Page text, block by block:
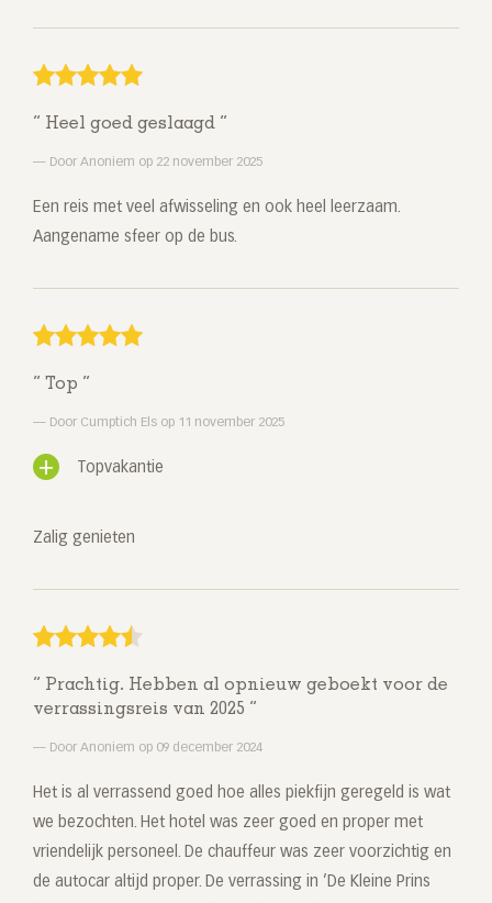
Heel goed geslaagd
Door Anoniem op 22 november 2025
Een reis met veel afwisseling en ook heel leerzaam.
Aangename sfeer op de bus.
Top
Door Cumptich Els op 11 november 2025
Topvakantie
Zalig genieten
Prachtig. Hebben al opnieuw geboekt voor de
verrassingsreis van 2025
Door Anoniem op 09 december 2024
Het is al verrassend goed hoe alles piekfijn geregeld is wat
we bezochten. Het hotel was zeer goed en proper met
vriendelijk personeel. De chauffeur was zeer voorzichtig en
de autocar altijd proper. De verrassing in ’De Kleine Prins